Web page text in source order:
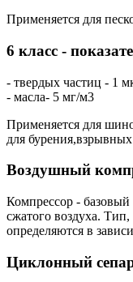
Применяется для
6 класс -
- твердых частиц - 1
- масла- 5 мг/м3
Применяется для
для бурения,взрывных
Воздушный
Компрессор -
сжатого воздуха.
определяются в
Циклонный